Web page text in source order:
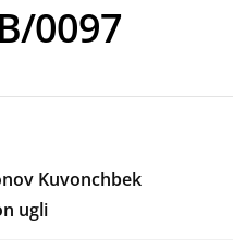
0097
Kuvonchbek
ugli